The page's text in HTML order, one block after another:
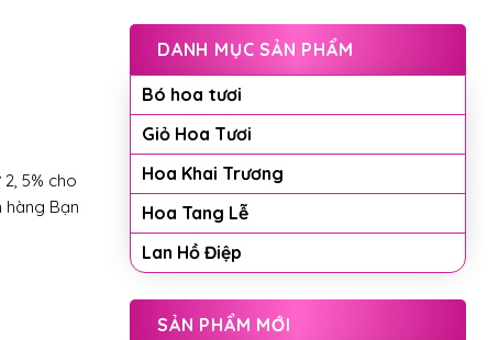
DANH MỤC SẢN PHẨM
Bó hoa tươi
Giỏ Hoa Tươi
Hoa Khai Trương
Hoa Tang Lễ
Lan Hồ Điệp
SẢN PHẨM MỚI
5% cho
hàng Bạn